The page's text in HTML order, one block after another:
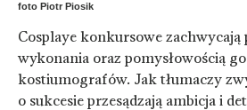
foto Piotr Piosik
Cosplaye konkursowe zachwycają
wykonania oraz pomysłowością
kostiumografów. Jak tłumaczy
o sukcesie przesądzają ambicja i